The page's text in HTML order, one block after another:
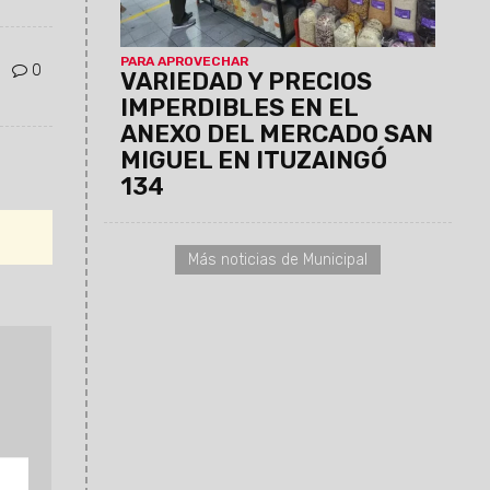
0 PARA APROVECHAR
VARIEDAD Y PRECIOS
IMPERDIBLES EN EL
ANEXO DEL MERCADO SAN
MIGUEL EN ITUZAINGÓ
134
limpieza y servicio técnico para
celulares, entre otros.
Más noticias de Municipal